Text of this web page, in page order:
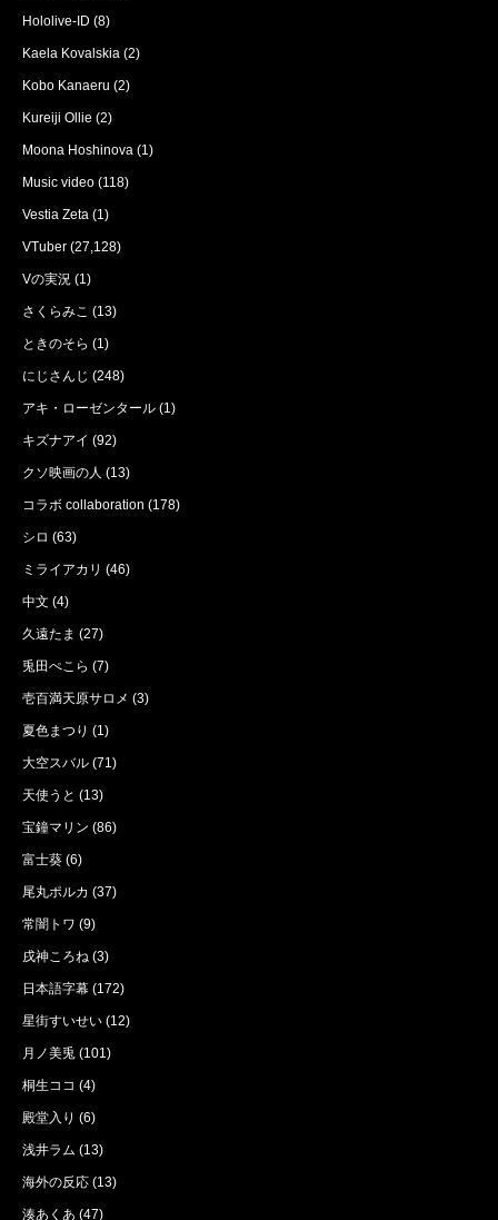
Hololive-ID (8)
Kaela Kovalskia (2)
Kobo Kanaeru (2)
Kureiji Ollie (2)
Moona Hoshinova (1)
Music video (118)
Vestia Zeta (1)
VTuber (27,128)
Vの実況 (1)
さくらみこ (13)
ときのそら (1)
にじさんじ (248)
アキ・ローゼンタール (1)
キズナアイ (92)
クソ映画の人 (13)
コラボ collaboration (178)
シロ (63)
ミライアカリ (46)
中文 (4)
久遠たま (27)
兎田ぺこら (7)
壱百満天原サロメ (3)
夏色まつり (1)
大空スバル (71)
天使うと (13)
宝鐘マリン (86)
富士葵 (6)
尾丸ポルカ (37)
常闇トワ (9)
戌神ころね (3)
日本語字幕 (172)
星街すいせい (12)
月ノ美兎 (101)
桐生ココ (4)
殿堂入り (6)
浅井ラム (13)
海外の反応 (13)
湊あくあ (47)